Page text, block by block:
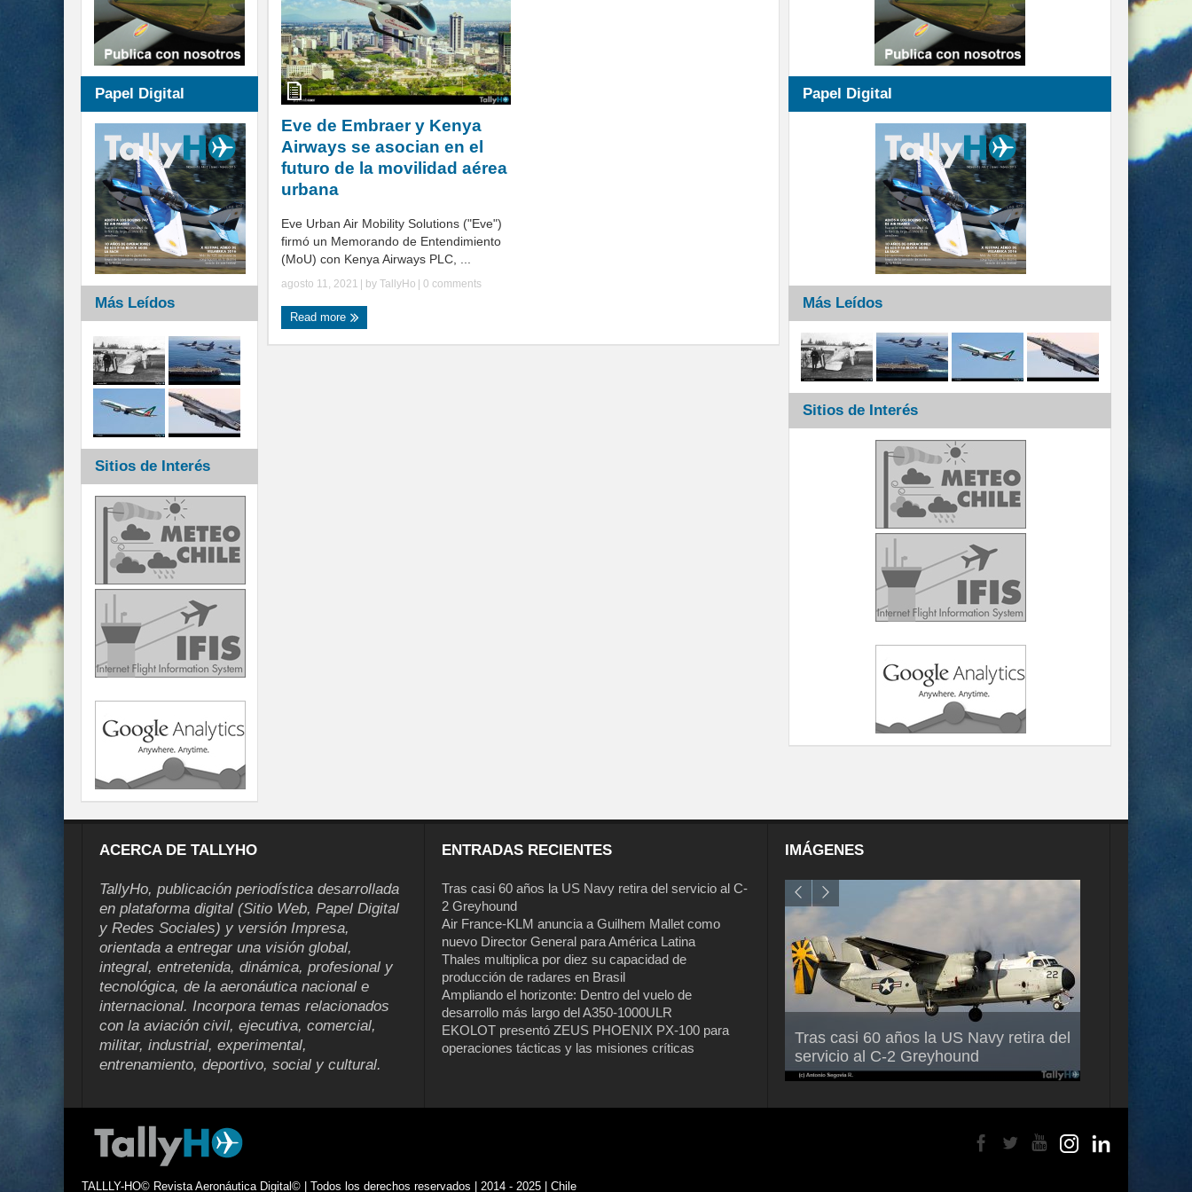
Eve de Embraer y Kenya
Airways se asocian en el
futuro de la movilidad aérea
urbana
Eve Urban Air Mobility Solutions ("Eve")
firmó un Memorando de Entendimiento
(MoU) con Kenya Airways PLC, ...
agosto 11, 2021 | by TallyHo 0 comments
Read more
Papel Digital
Más Leídos
Sitios de Interés
Papel Digital
Más Leídos
Sitios de Interés
ACERCA DE TALLYHO
TallyHo, publicación periodística desarrollada
en plataforma digital (Sitio Web, Papel Digital
y Redes Sociales) y versión Impresa,
orientada a entregar una visión global,
integral, entretenida, dinámica, profesional y
tecnológica, de la aeronáutica nacional e
internacional. Incorpora temas relacionados
con la aviación civil, ejecutiva, comercial,
militar, industrial, experimental,
entrenamiento, deportivo, social y cultural.
ENTRADAS RECIENTES
Tras casi 60 años la US Navy retira del servicio al C-
2 Greyhound
Air France-KLM anuncia a Guilhem Mallet como
nuevo Director General para América Latina
Thales multiplica por diez su capacidad de
producción de radares en Brasil
Ampliando el horizonte: Dentro del vuelo de
desarrollo más largo del A350-1000ULR
EKOLOT presentó ZEUS PHOENIX PX-100 para
operaciones tácticas y las misiones críticas
IMÁGENES
Tras casi 60 años la US Navy retira del
servicio al C-2 Greyhound
Air France-KLM anuncia a Guilhem
Mallet como nuevo Director General
para América Latina
TALLLY-HO© Revista Aeronáutica Digital© | Todos los derechos reservados | 2014 - 2025 | Chile